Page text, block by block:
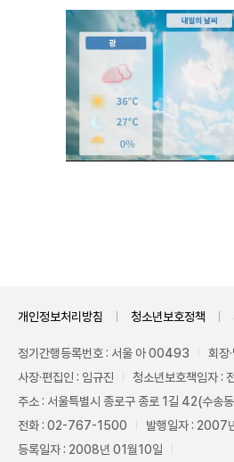
개인정보처리방침 청소년보호정책
정기간행등록번호 : 서울 아 00493
회장
사장·편집인 : 임규진
청소년보호책임자 :
주소 : 서울특별시 종로구 종로 1길 42(수송
전화 : 02-767-1500
발행일자 : 2007
등록일자 : 2008년 01월10일